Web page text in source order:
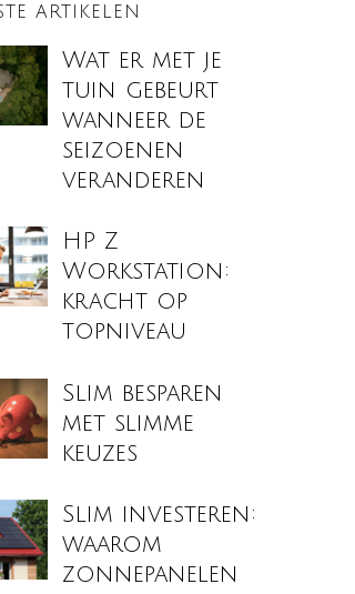
ARTIKELEN
Wat er met je
tuin gebeurt
wanneer de
seizoenen
veranderen
HP Z
Workstation:
kracht op
topniveau
Slim besparen
met slimme
keuzes
Slim investeren:
waarom
zonnepanelen